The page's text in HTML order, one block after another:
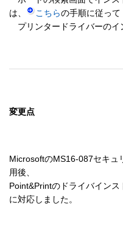
は、
こちらの手順に従って
変更点
MicrosoftのMS16-087セキュ
用後、
Point&Printのドライバイン
に対応しました。